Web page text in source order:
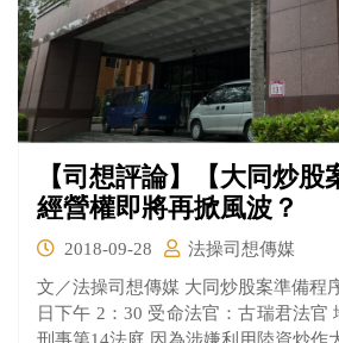
【司想評論】【大同炒股
經營權即將再掀風波？
2018-09-28
法操司想傳媒
文／法操司想傳媒 大同炒股案準備程
日下午 2：30 受命法官：古瑞君法官
刑事第14法庭 因為涉嫌利用陸資炒作